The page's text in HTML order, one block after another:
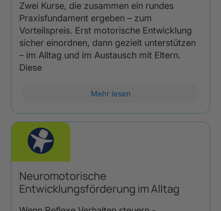
Zwei Kurse, die zusammen ein rundes
Praxisfundament ergeben – zum
Vorteilspreis. Erst motorische Entwicklung
sicher einordnen, dann gezielt unterstützen
– im Alltag und im Austausch mit Eltern.
Diese
Mehr lesen
Neuromotorische
Entwicklungsförderung im Alltag